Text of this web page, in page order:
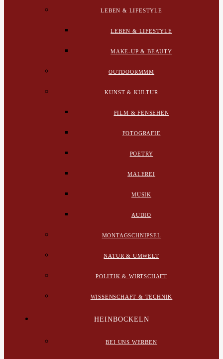
LEBEN & LIFESTYLE
LEBEN & LIFESTYLE
MAKE-UP & BEAUTY
OUTDOORMMM
KUNST & KULTUR
FILM & FENSEHEN
FOTOGRAFIE
POETRY
MALEREI
MUSIK
AUDIO
MONTAGSCHNIPSEL
NATUR & UMWELT
POLITIK & WIRTSCHAFT
WISSENSCHAFT & TECHNIK
HEINBOCKELN
BEI UNS WERBEN